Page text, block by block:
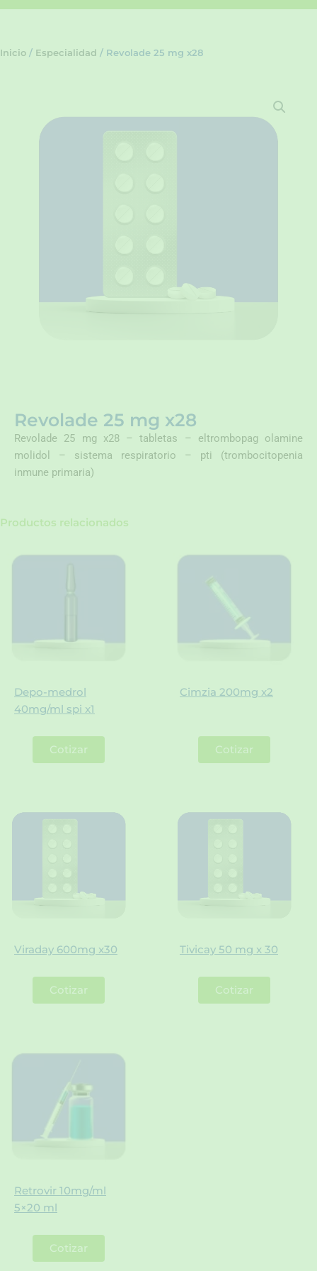
Inicio / Especialidad / Revolade 25 mg x28
Revolade 25 mg x28
Revolade 25 mg x28 – tabletas – eltrombopag olamine
molidol – sistema respiratorio – pti (trombocitopenia
inmune primaria)
Productos relacionados
Depo-medrol
40mg/ml spi x1
Cotizar
Cimzia 200mg x2
Cotizar
Viraday 600mg x30
Cotizar
Tivicay 50 mg x 30
Cotizar
Retrovir 10mg/ml
5×20 ml
Cotizar